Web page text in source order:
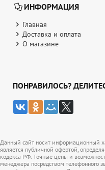
ИНФОРМАЦИЯ
Главная
Доставка и оплата
О магазине
ПОНРАВИЛОСЬ?
Данный сайт носит информационный
является публичной офертой,
кодекса РФ. Точные цены и
менеджера посредством телефонного